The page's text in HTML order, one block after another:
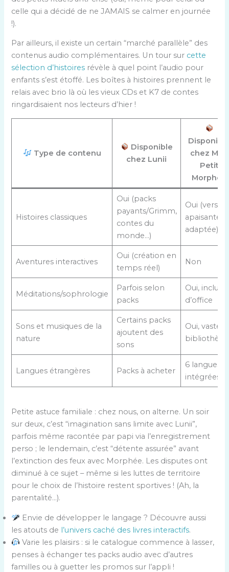
celle qui a décidé de ne JAMAIS se calmer en journée
!).
Par ailleurs, il existe un certain “marché parallèle” des
contenus audio complémentaires. Un tour sur cette
sélection d’histoires révèle à quel point l’audio pour
enfants s’est étoffé. Les boîtes à histoires prennent le
relais avec brio là où les vieux CDs et K7 de contes
ringardisaient nos lecteurs d’hier !
Type de contenu
Disponible
chez Lunii
chez Mon
Petit
Morphée
Histoires classiques
Oui (packs
payants/Grimm,
contes du
monde…)
Oui (version
apaisante
adaptée)
Aventures interactives
Oui (création en
temps réel)
Non
Méditations/sophrologie
Parfois selon
packs
Oui, inclus
d’office
Sons et musiques de la
nature
Certains packs
ajoutent des
sons
Oui, vaste
Langues étrangères Packs à acheter
6 langues
intégrées
Petite astuce familiale : chez nous, on alterne. Un soir
sur deux, c’est “imagination sans limite avec Lunii”,
parfois même racontée par papi via l’enregistrement
perso ; le lendemain, c’est “détente assurée” avant
l’extinction des feux avec Morphée. Les disputes ont
diminué à ce sujet – même si les luttes de territoire
pour le choix de l’histoire restent sportives ! (Ah, la
parentalité…).
Envie de développer le langage ? Découvre aussi
les atouts de l’univers caché des livres interactifs.
Varie les plaisirs : si le catalogue commence à lasser,
penses à échanger tes packs audio avec d’autres
familles ou à guetter les promos sur l’appli !